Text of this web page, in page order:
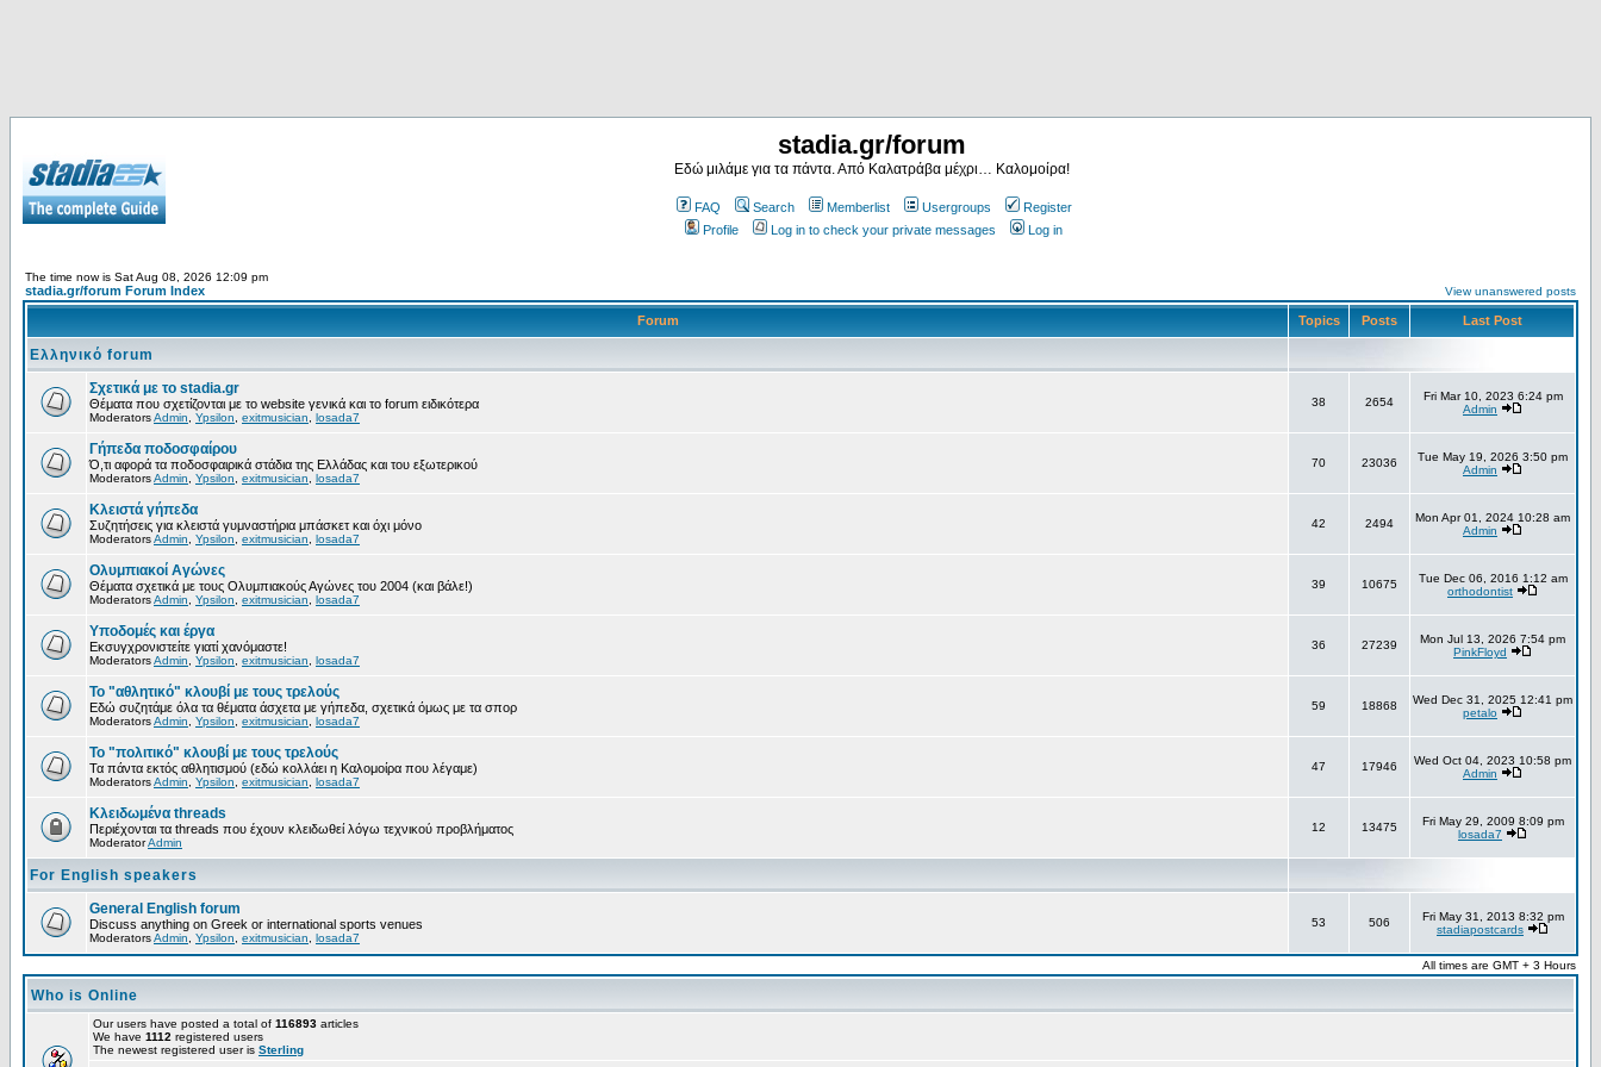
stadia.gr/forum
Εδώ μιλάμε για τα πάντα. Από Καλατράβα μέχρι… Καλομοίρα!
FAQ Search Memberlist Usergroups
Register
Profile
Log in to check your private messages Log in
The time now is Sat Aug 08, 2026 12:09 pm
stadia.gr/forum Forum Index View unanswered posts
Forum Topics Posts Last Post
Ελληνικό forum
Σχετικά με το stadia.gr
Θέματα που σχετίζονται με το website γενικά και το forum ειδικότερα
ModeratorsAdmin Ypsilon exitmusician losada7
38 2654
Fri Mar 10, 2023 6:24 pm
Admin
Γήπεδα ποδοσφαίρου
Ό,τι αφορά τα ποδοσφαιρικά στάδια της Ελλάδας και του εξωτερικού
ModeratorsAdmin Ypsilon exitmusician losada7
70 23036
Tue May 19, 2026 3:50 pm
Admin
Κλειστά γήπεδα
Συζητήσεις για κλειστά γυμναστήρια μπάσκετ και όχι μόνο
ModeratorsAdmin Ypsilon exitmusician losada7
42 2494
Mon Apr 01, 2024 10:28 am
Admin
Ολυμπιακοί Αγώνες
Θέματα σχετικά με τους Ολυμπιακούς Αγώνες του 2004 (και βάλε!)
ModeratorsAdmin Ypsilon exitmusician losada7
39 10675
Tue Dec 06, 2016 1:12 am
orthodontist
Υποδομές και έργα
Εκσυγχρονιστείτε γιατί χανόμαστε!
ModeratorsAdmin Ypsilon exitmusician losada7
36 27239
Mon Jul 13, 2026 7:54 pm
PinkFloyd
Το "αθλητικό" κλουβί με τους τρελούς
Εδώ συζητάμε όλα τα θέματα άσχετα με γήπεδα, σχετικά όμως με τα σπορ
ModeratorsAdmin Ypsilon exitmusician losada7
59 18868
Wed Dec 31, 2025 12:41 pm
petalo
Το "πολιτικό" κλουβί με τους τρελούς
Τα πάντα εκτός αθλητισμού (εδώ κολλάει η Καλομοίρα που λέγαμε)
ModeratorsAdmin Ypsilon exitmusician losada7
47 17946
Wed Oct 04, 2023 10:58 pm
Admin
Κλειδωμένα threads
Περιέχονται τα threads που έχουν κλειδωθεί λόγω τεχνικού προβλήματος
ModeratorAdmin
12 13475
Fri May 29, 2009 8:09 pm
losada7
For English speakers
General English forum
Discuss anything on Greek or international sports venues
ModeratorsAdmin Ypsilon exitmusician losada7
53 506
Fri May 31, 2013 8:32 pm
stadiapostcards
All times are GMT + 3 Hours
Who is Online
Our users have posted a total of 116893 articles
We have 1112 registered users
The newest registered user is Sterling